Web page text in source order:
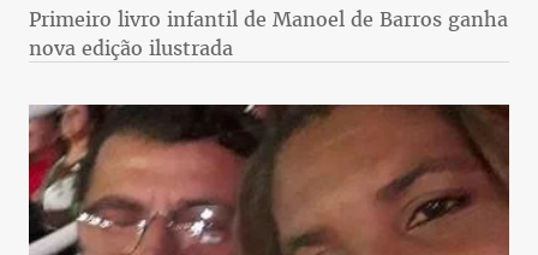
Primeiro livro infantil de Manoel de Barros ganha
nova edição ilustrada